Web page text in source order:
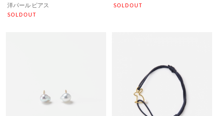
洋パール ピアス
SOLDOUT
SOLDOUT